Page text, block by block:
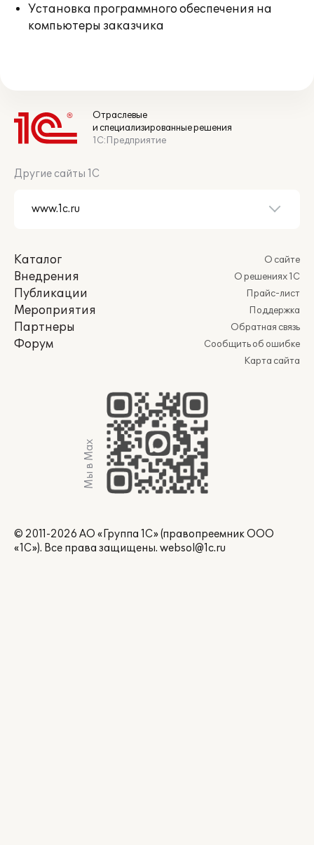
Установка программного обеспечения на
компьютеры заказчика
Отраслевые
и специализированные решения
1С:Предприятие
Другие сайты 1С
Каталог
Внедрения
Публикации
Мероприятия
Партнеры
Форум
О сайте
О решениях 1С
Прайс-лист
Поддержка
Обратная связь
Сообщить об ошибке
Карта сайта
Мы в Max
© 2011-2026 АО «Группа 1С» (правопреемник ООО
«1С»). Все права защищены. websol@1c.ru